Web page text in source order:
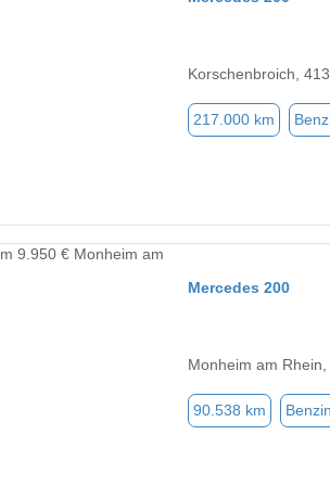
Korschenbroich,
217.000 km
Mercedes 200
Monheim am
90.538 km